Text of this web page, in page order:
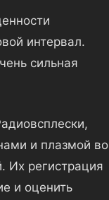
интервал.
сильная
и плазмой во
Их регистрация
и оценить